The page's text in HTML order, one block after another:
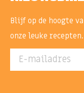
Blijf op de hoogte
onze leuke recepten.
E-mailadres